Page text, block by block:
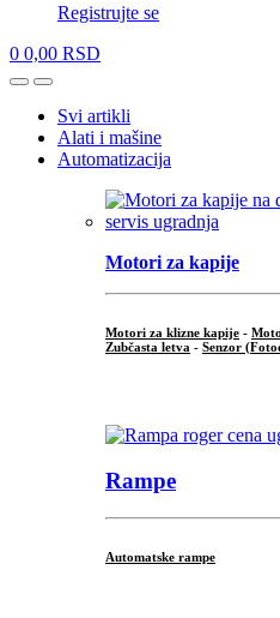
Registrujte se
0 0,00 RSD
OpenClose
Svi artikli
Alati i mašine
Automatizacija
Motori za kapije
Motori za klizne kapije -
Zubčasta letva - Senzor
Rampe
Automatske rampe